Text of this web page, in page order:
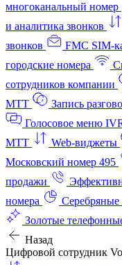
многоканальный номер
и аналитика звонков
звонков
FMC SIM-
городские номера
сотрудников компании
МТТ
Запись
Голосовое меню
МТТ
Web-виджеты
Московский номер 495
продажи
номера
Серебряные
Золотые
Назад
Цифровой сотрудник